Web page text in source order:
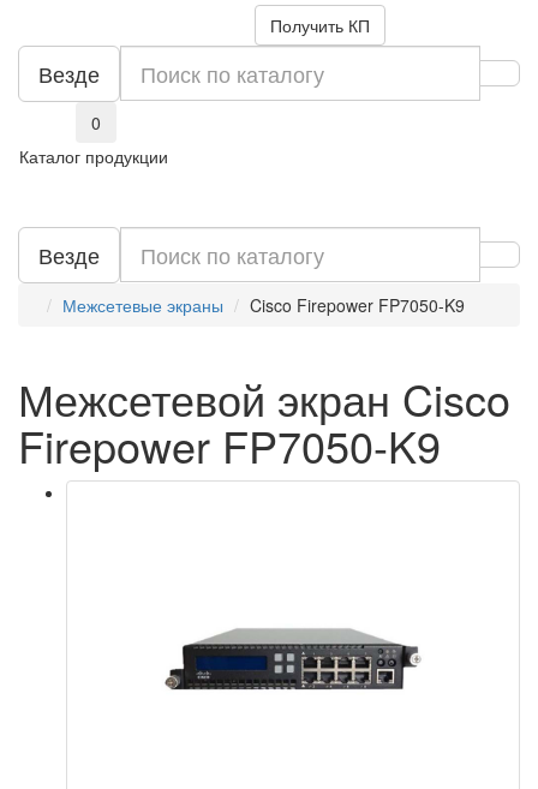
Получить КП
Везде
0
Каталог продукции
Везде
Межсетевые экраны Cisco Firepower FP7050-K9
Межсетевой экран Cisco
Firepower FP7050-K9